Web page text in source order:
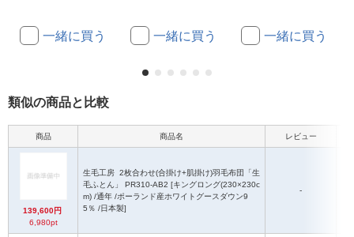
一緒に買う 一緒に買う 一緒に買う
類似の商品と比較
商品 商品名 レビュー
139,600円
6,980pt
生毛工房
毛ふとん」 PR310-AB2 [キングロング(230×230c
m) /通年 /ポーランド産ホワイトグースダウン9
5％ /日本製]
-